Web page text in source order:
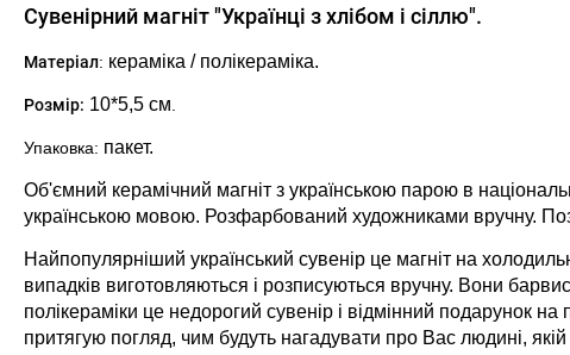
Сувенірний магніт "Українці з хлібом і сіллю".
Матеріал: кераміка / полікераміка.
Розмір: 10*5,5 см
Упаковка: пакет.
Об'ємний керамічний магніт з українською парою в
українською мовою. Розфарбований художниками вручну.
Найпопулярніший український сувенір це магніт на
випадків виготовляються і розписуються вручну. Вони
полікераміки це недорогий сувенір і відмінний подарунок
притягую погляд, чим будуть нагадувати про Вас людині,